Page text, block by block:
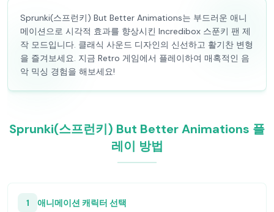
Sprunki(스프런키) But Better Animations는 부드러운 애니
메이션으로 시각적 효과를 향상시킨 Incredibox 스푼키 팬 제
작 모드입니다. 클래식 사운드 디자인의 신선하고 활기찬 변형
을 즐겨보세요. 지금 Retro 게임에서 플레이하여 매혹적인 음
악 믹싱 경험을 해보세요!
Sprunki(스프런키) But Better Animations 플
레이 방법
1 애니메이션 캐릭터 선택